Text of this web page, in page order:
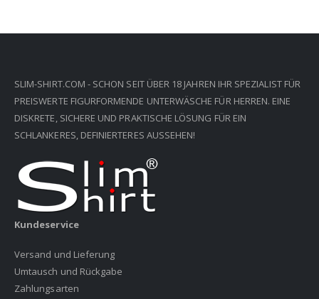
SLIM-SHIRT.COM - SCHON SEIT ÜBER 18 JAHREN IHR SPEZIALIST FÜR
PREISWERTE FIGURFORMENDE UNTERWÄSCHE FÜR HERREN. EINE
DISKRETE, SICHERE UND PRAKTISCHE LÖSUNG FÜR EIN
SCHLANKERES, DEFINIERTERES AUSSEHEN!
Kundeservice
Versand und Lieferung
Umtausch und Rückgabe
Zahlungsarten